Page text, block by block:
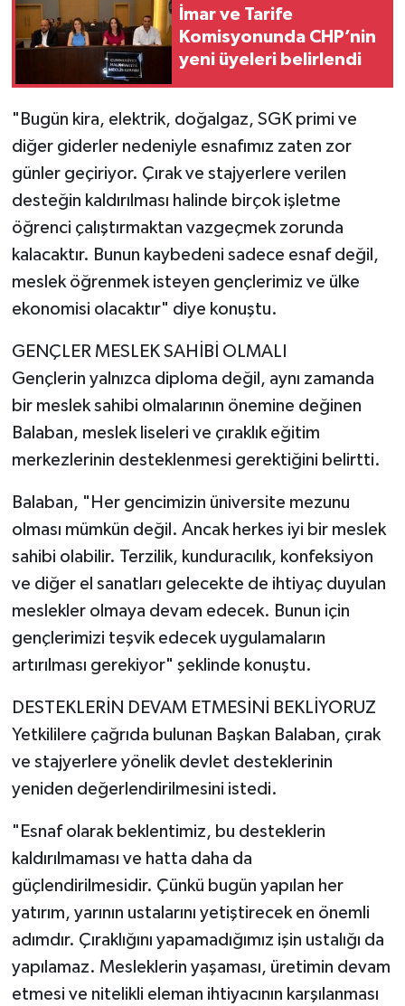
İmar ve Tarife
Komisyonunda CHP’nin
yeni üyeleri belirlendi
"Bugün kira, elektrik, doğalgaz, SGK primi ve
diğer giderler nedeniyle esnafımız zaten zor
günler geçiriyor. Çırak ve stajyerlere verilen
desteğin kaldırılması halinde birçok işletme
öğrenci çalıştırmaktan vazgeçmek zorunda
kalacaktır. Bunun kaybedeni sadece esnaf değil,
meslek öğrenmek isteyen gençlerimiz ve ülke
ekonomisi olacaktır" diye konuştu.
GENÇLER MESLEK SAHİBİ OLMALI
Gençlerin yalnızca diploma değil, aynı zamanda
bir meslek sahibi olmalarının önemine değinen
Balaban, meslek liseleri ve çıraklık eğitim
merkezlerinin desteklenmesi gerektiğini belirtti.
Balaban, "Her gencimizin üniversite mezunu
olması mümkün değil. Ancak herkes iyi bir meslek
sahibi olabilir. Terzilik, kunduracılık, konfeksiyon
ve diğer el sanatları gelecekte de ihtiyaç duyulan
meslekler olmaya devam edecek. Bunun için
gençlerimizi teşvik edecek uygulamaların
artırılması gerekiyor" şeklinde konuştu.
DESTEKLERİN DEVAM ETMESİNİ BEKLİYORUZ
Yetkililere çağrıda bulunan Başkan Balaban, çırak
ve stajyerlere yönelik devlet desteklerinin
yeniden değerlendirilmesini istedi.
"Esnaf olarak beklentimiz, bu desteklerin
kaldırılmaması ve hatta daha da
güçlendirilmesidir. Çünkü bugün yapılan her
yatırım, yarının ustalarını yetiştirecek en önemli
adımdır. Çıraklığını yapamadığımız işin ustalığı da
yapılamaz. Mesleklerin yaşaması, üretimin devam
etmesi ve nitelikli eleman ihtiyacının karşılanması